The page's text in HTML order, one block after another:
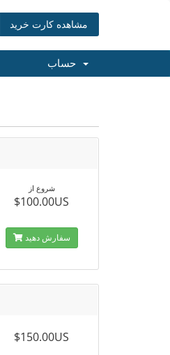
مشاهده کارت خرید
شروع از
$100.00US
سفارش دهید
$150.00US